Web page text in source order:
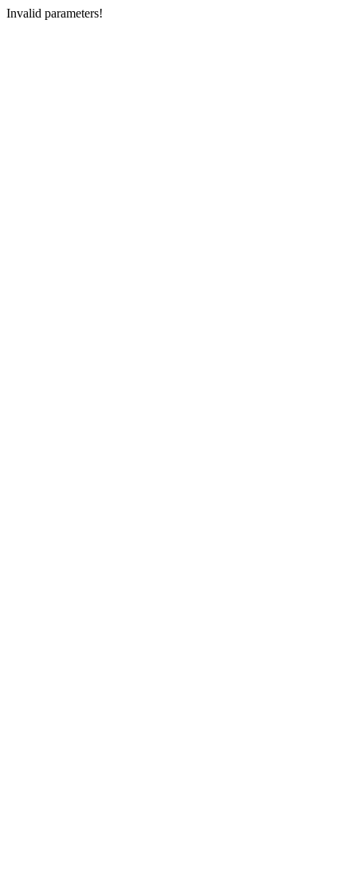
Invalid parameters!